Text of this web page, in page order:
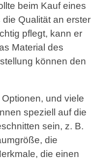
beim Kauf eines
Qualität an erster
pflegt, kann er
Material des
können den
und viele
speziell auf die
sein, z. B.
die
die einen